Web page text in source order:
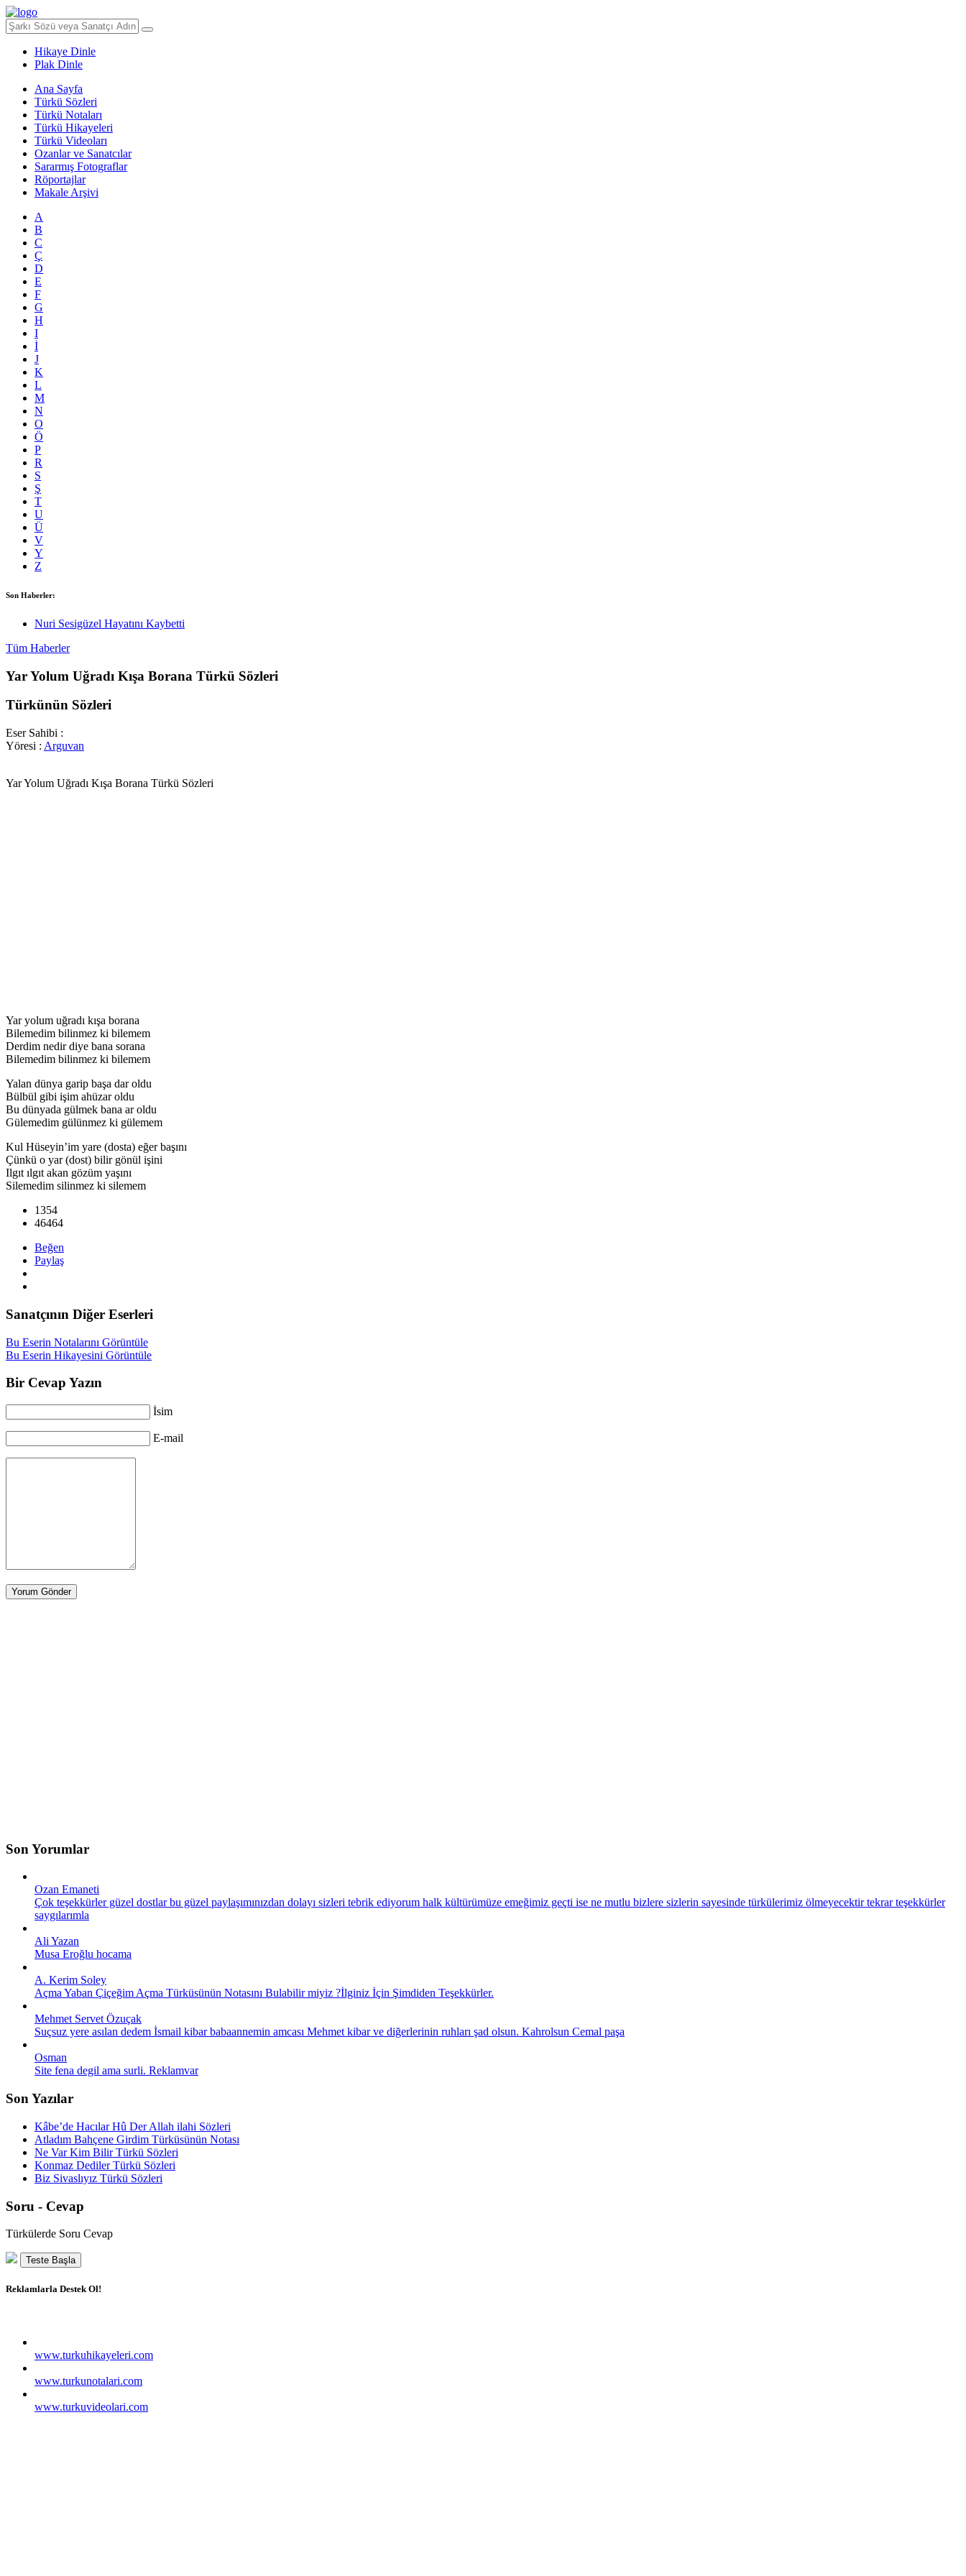
Hikaye Dinle
Plak Dinle
Ana Sayfa
Türkü Sözleri
Türkü Notaları
Türkü Hikayeleri
Türkü Videoları
Ozanlar ve Sanatcılar
Sararmış Fotograflar
Röportajlar
Makale Arşivi
A
B
C
Ç
D
E
F
G
H
I
İ
J
K
L
M
N
O
Ö
P
R
S
Ş
T
U
Ü
V
Y
Z
Son Haberler:
Nuri Sesigüzel Hayatını Kaybetti
Tüm Haberler
Yar Yolum Uğradı Kışa Borana Türkü Sözleri
Türkünün Sözleri
Eser Sahibi :
Yöresi : Arguvan
Yar Yolum Uğradı Kışa Borana Türkü Sözleri
Yar yolum uğradı kışa borana
Bilemedim bilinmez ki bilemem
Derdim nedir diye bana sorana
Bilemedim bilinmez ki bilemem
Yalan dünya garip başa dar oldu
Bülbül gibi işim ahüzar oldu
Bu dünyada gülmek bana ar oldu
Gülemedim gülünmez ki gülemem
Kul Hüseyin’im yare (dosta) eğer başını
Çünkü o yar (dost) bilir gönül işini
Ilgıt ılgıt akan gözüm yaşını
Silemedim silinmez ki silemem
1354
46464
Beğen
Paylaş
Sanatçının Diğer Eserleri
Bu Eserin Notalarını Görüntüle
Bu Eserin Hikayesini Görüntüle
Bir Cevap Yazın
İsim
E-mail
Son Yorumlar
Ozan Emaneti
Çok teşekkürler güzel dostlar bu güzel paylaşımınızdan dolayı sizleri tebrik ediyorum halk kültürümüze emeğimiz geçti ise ne mutlu bizlere sizlerin sayesinde türkülerimiz ölmeyecektir tekrar teşekkürler
saygılarımla
Ali Yazan
Musa Eroğlu hocama
A. Kerim Soley
Açma Yaban Çiçeğim Açma Türküsünün Notasını Bulabilir miyiz ?İlginiz İçin Şimdiden Teşekkürler.
Mehmet Servet Özuçak
Suçsuz yere asılan dedem İsmail kibar babaannemin amcası Mehmet kibar ve diğerlerinin ruhları şad olsun. Kahrolsun Cemal paşa
Osman
Site fena degil ama surli. Reklamvar
Son Yazılar
Kâbe’de Hacılar Hû Der Allah ilahi Sözleri
Atladım Bahçene Girdim Türküsünün Notası
Ne Var Kim Bilir Türkü Sözleri
Konmaz Dediler Türkü Sözleri
Biz Sivaslıyız Türkü Sözleri
Soru - Cevap
Türkülerde Soru Cevap
Teste Başla
Reklamlarla Destek Ol!
www.turkuhikayeleri.com
www.turkunotalari.com
www.turkuvideolari.com